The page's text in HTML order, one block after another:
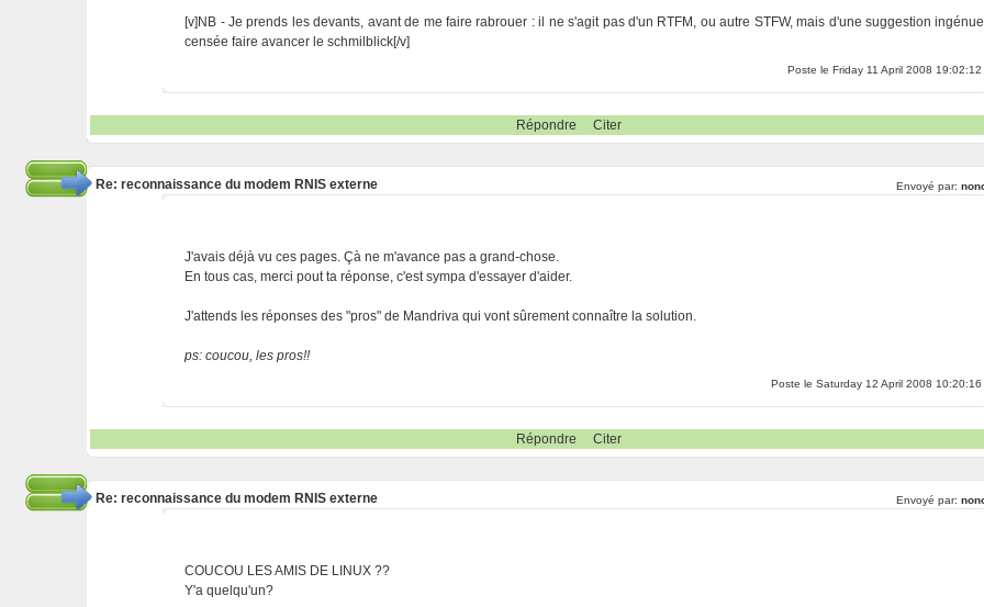
[v]NB - Je prends les devants, avant de me faire rabrouer : il ne s'agit pas d'un RTFM, ou autre STFW, mais d'une suggestion
censée faire avancer le schmilblick[/v]
Poste le Friday 11 April 2008 19:02:12
Répondre Citer
Re: reconnaissance du modem RNIS externe Envoyé par:
J'avais déjà vu ces pages. Çà ne m'avance pas a grand-chose.
En tous cas, merci pout ta réponse, c'est sympa d'essayer d'aider.
J'attends les réponses des "pros" de Mandriva qui vont sûrement connaître la solution.
ps: coucou, les pros!!
Poste le Saturday 12 April 2008 10:20:16
Répondre Citer
Re: reconnaissance du modem RNIS externe Envoyé par:
COUCOU LES AMIS DE LINUX ??
Y'a quelqu'un?